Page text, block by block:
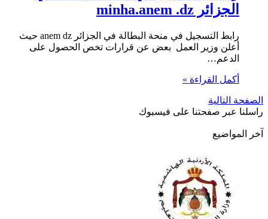
الجزائر minha.anem .dz
رابط التسجيل في منحة البطالة في الجزائر anem dz حيث
أعلن وزير العمل بعض عن قرارات تخص الحصول على
الدعم…
أكمل القراءة »
الصفحة التالية
راسلنا عبر صفحتنا على فيسبوك
آخر المواضيع